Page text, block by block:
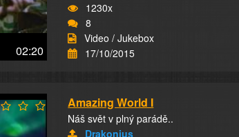
02:20
1230x
8
Video / Jukebox
17/10/2015
Amazing World I
Náš svět v plný parádě..
Drakonius